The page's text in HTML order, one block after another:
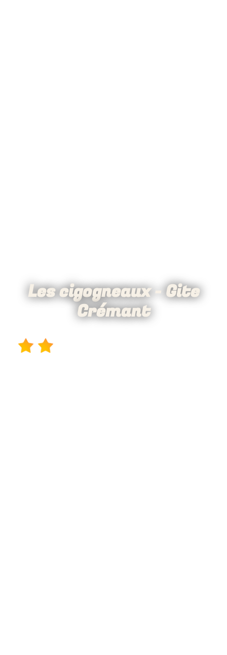
Les cigogneaux - Gite
Crémant